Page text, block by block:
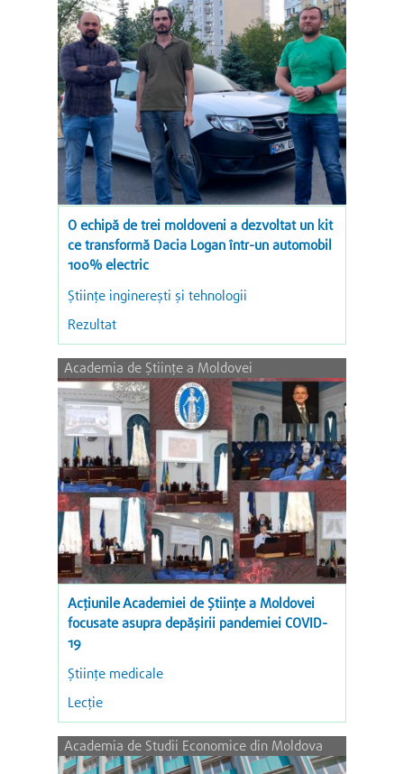
O echipă de trei moldoveni a dezvoltat un kit
ce transformă Dacia Logan într-un automobil
100% electric
Ştiinţe inginereşti şi tehnologii
Rezultat
Academia de Științe a Moldovei
Acțiunile Academiei de Științe a Moldovei
focusate asupra depășirii pandemiei COVID-
19
Științe medicale
Lecție
Academia de Studii Economice din Moldova